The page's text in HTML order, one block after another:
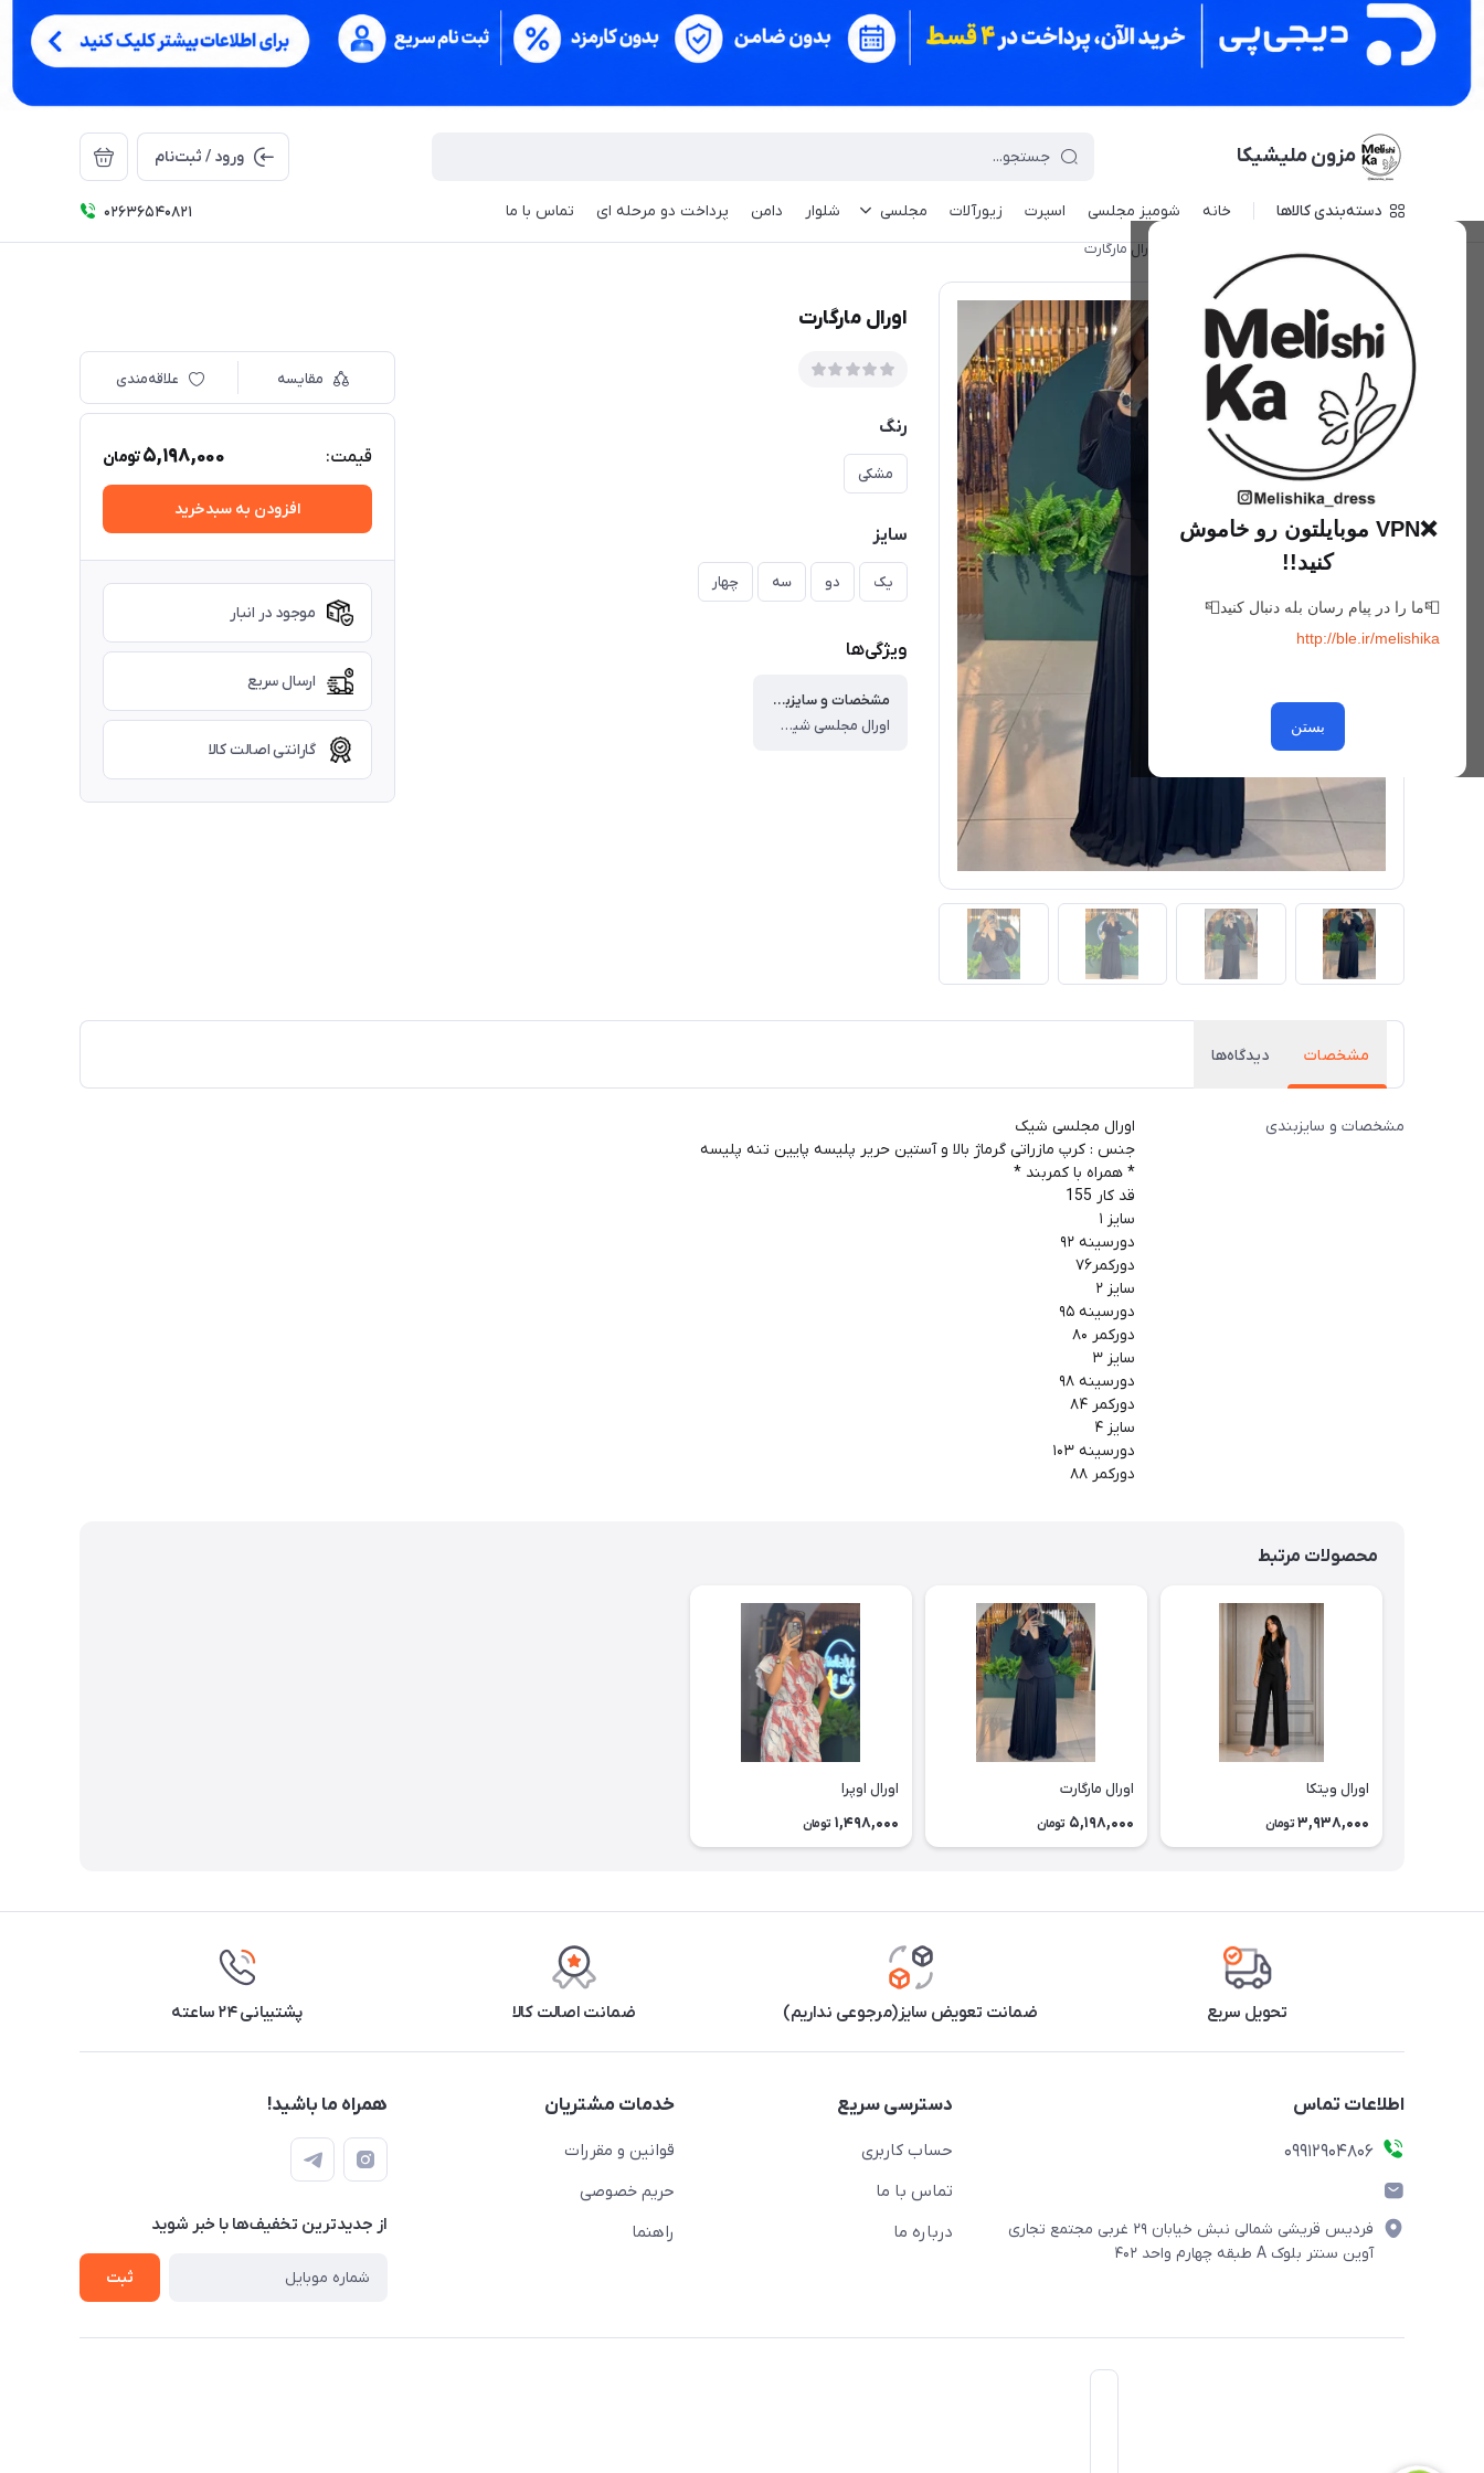
مزون ملیشیکا ورود / ثبت‌نام
دسته‌بندی کالاها خانه شومیز مجلسی اسپرت زیورآلات مجلسی شلوار دامن پرداخت دو مرحله ای تماس با ما 02636540821
❌VPN موبایلتون رو خاموش
کنید!!
📮ما را در پیام رسان بله دنبال کنید📮
http://ble.ir/melishika
بستن
/ اورال مارگارت
اورال مارگارت
رنگ
مشکی
سایز
یک دو سه چهار
ویژگی‌ها
مشخصات و سایزبندی
اورال مجلسی شیک ، جنس : کرپ مازراتی گرماژ بالا و آستین حریر پلیسه پایین تنه پلیسه ، * همراه با کمربند * ، قد کار 155 ، سایز ۱ ، دورسینه ۹۲ ، دورکمر۷۶ ، سایز ۲ ، دورسینه ۹۵ ، دورکمر ۸۰ ، سایز ۳ ، دورسینه ۹۸ ، دورکمر ۸۴ ، سایز ۴ ، دورسینه ۱۰۳ ، دورکمر ۸۸
مقایسه علاقه‌مندی
قیمت: 5,198,000تومان
افزودن به سبدخرید
موجود در انبار
ارسال سریع
گارانتی اصالت کالا
مشخصات دیدگاه‌ها
مشخصات و سایزبندی
اورال مجلسی شیک
جنس : کرپ مازراتی گرماژ بالا و آستین حریر پلیسه پایین تنه پلیسه
* همراه با کمربند *
قد کار 155
سایز ۱
دورسینه ۹۲
دورکمر۷۶
سایز ۲
دورسینه ۹۵
دورکمر ۸۰
سایز ۳
دورسینه ۹۸
دورکمر ۸۴
سایز ۴
دورسینه ۱۰۳
دورکمر ۸۸
محصولات مرتبط
اورال ویتکا
3,938,000 تومان
اورال مارگارت
5,198,000 تومان
اورال اوپرا
1,498,000 تومان
تحویل سریع ضمانت تعویض سایز(مرجوعی نداریم) ضمانت اصالت کالا پشتیبانی ۲۴ ساعته
اطلاعات تماس
09912904806
فردیس قریشی شمالی نبش خیابان ۲۹ غربی مجتمع تجاری
آوین سنتر بلوک A طبقه چهارم واحد ۴۰۲
دسترسی سریع
حساب کاربری
تماس با ما
درباره ما
خدمات مشتریان
قوانین و مقررات
حریم خصوصی
راهنما
همراه ما باشید!
از جدید‌ترین تخفیف‌ها با‌ خبر شوید
ثبت